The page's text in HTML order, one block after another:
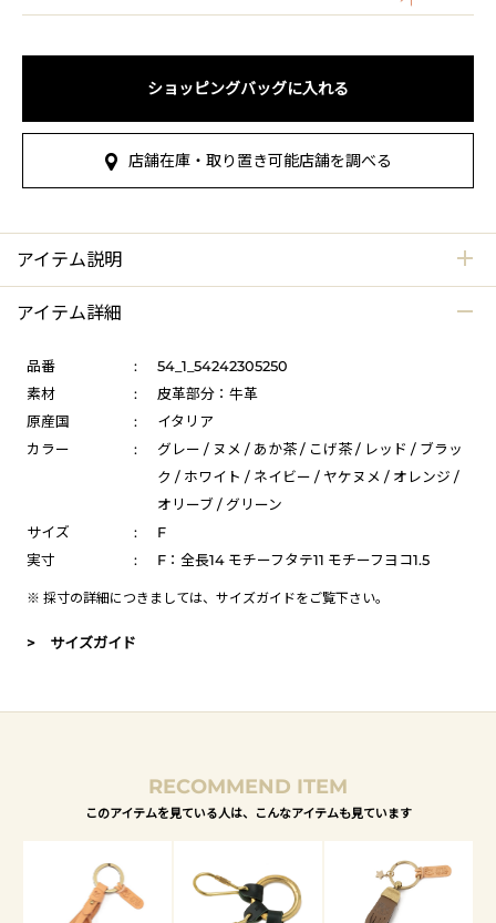
ショッピングバッグに入れる
店舗在庫・取り置き可能店舗を調べる
アイテム説明
アイテム詳細
品番 :
54_1_54242305250
素材
:
皮革部分：牛革
原産国
:
イタリア
カラー
:
グレー / ヌメ / あか茶 / こげ茶 / レッド / ブラッ
ク / ホワイト / ネイビー / ヤケヌメ / オレンジ /
オリーブ / グリーン
サイズ
:
F
実寸
: F：全長14 モチーフタテ11 モチーフヨコ1.5
※ 採寸の詳細につきましては、 サイズガイドをご覧下さい。
> サイズガイド
RECOMMEND ITEM
このアイテムを見ている人は、こんなアイテムも見ています